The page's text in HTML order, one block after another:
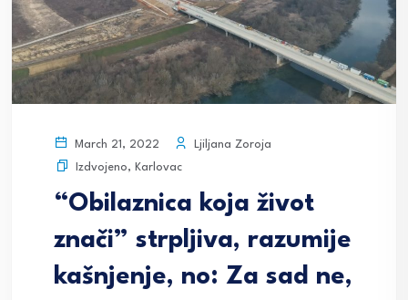
March 21, 2022
Ljiljana Zoroja
Izdvojeno, Karlovac
“Obilaznica koja život
znači” strpljiva, razumije
kašnjenje, no: Za sad ne,